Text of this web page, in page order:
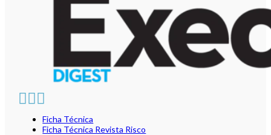
Ficha Técnica
Ficha Técnica Revista Risco